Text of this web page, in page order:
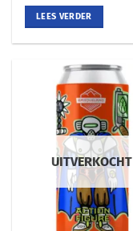
LEES VERDER
UITVERKOCHT